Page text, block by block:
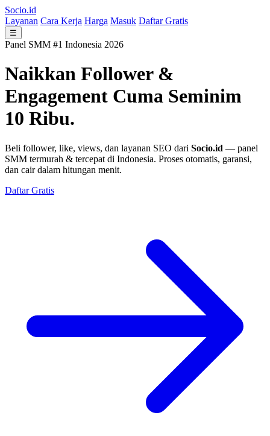
Socio.id
Layanan Cara Kerja Harga Masuk Daftar Gratis
☰
Panel SMM #1 Indonesia 2026
Naikkan Follower &
Engagement Cuma Seminim
10 Ribu.
Beli follower, like, views, dan layanan SEO dari Socio.id — panel
SMM termurah & tercepat di Indonesia. Proses otomatis, garansi,
dan cair dalam hitungan menit.
Daftar Gratis